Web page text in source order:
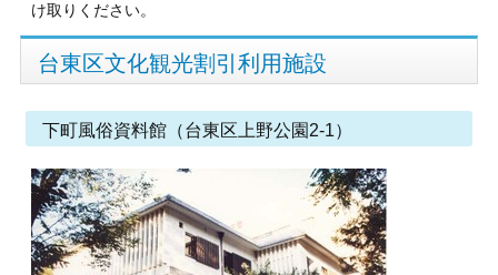
け取りください。
台東区文化観光割引利用施設
下町風俗資料館（台東区上野公園2-1）